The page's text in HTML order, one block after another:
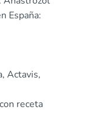
España:
Actavis,
receta